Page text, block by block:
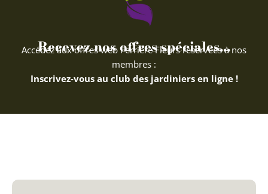
Recevez nos offres spéciales...
Accédez aux offres web Ferriere Fleurs réservées à nos
membres :
Inscrivez-vous au club des jardiniers en ligne !